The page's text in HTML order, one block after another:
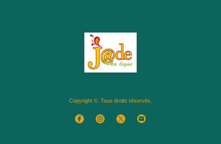
Copyright ©. Tous droits réservés.